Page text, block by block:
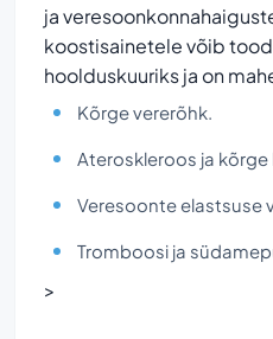
ja
koostisainetele võib
hoolduskuuriks ja on
Kõrge vererõhk.
Ateroskleroos ja
Veresoonte elastsuse
Tromboosi ja
>